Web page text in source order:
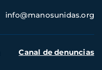
info@manosunidas.org
Canal de denuncias